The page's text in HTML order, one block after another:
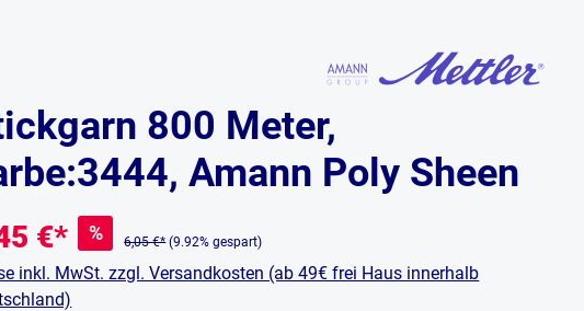
800 Meter,
Amann Poly Sheen
€* % 6,05 €* (9.92% gespart)
inkl. MwSt. zzgl. Versandkosten (ab 49€ frei Haus innerhalb